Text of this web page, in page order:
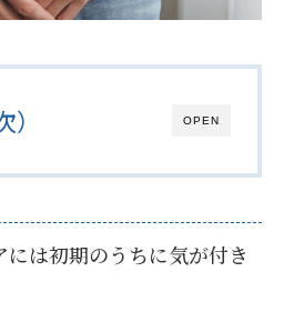
OPEN
は初期のうちに気が付き